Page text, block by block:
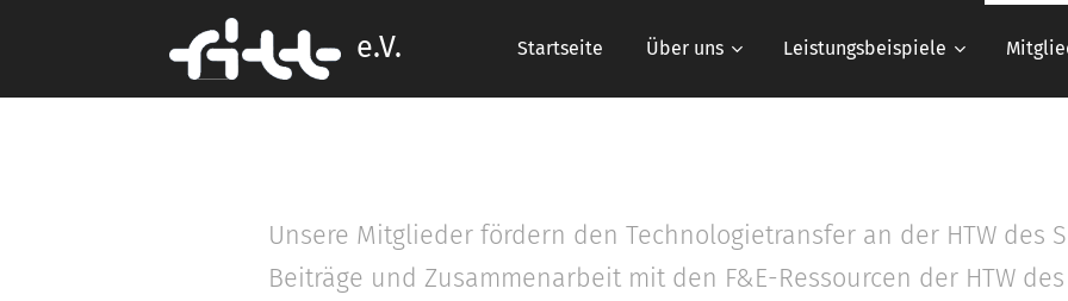
e.V. Startseite Über uns Leistungsbeispiele
Unsere Mitglieder fördern den Technologietransfer an der HTW des
Beiträge und Zusammenarbeit mit den F&E-Ressourcen der HTW